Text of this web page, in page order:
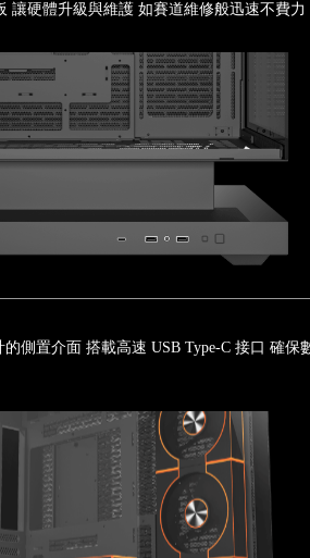
讓硬體升級與維護 如賽道維修般迅速不費力
側置介面 搭載高速 USB Type-C 接口 確保